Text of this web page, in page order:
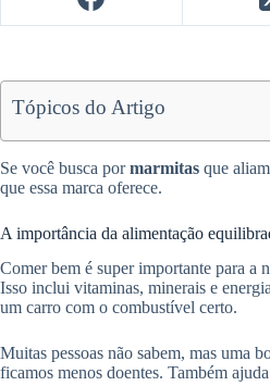
Tópicos do Artigo
Se você busca pormarmitas que
que essa marca oferece.
A importância da alimentação
Comer bem é super importante para a
Isso inclui vitaminas, minerais e
um carro com o combustível certo.
Muitas pessoas não sabem, mas uma
ficamos menos doentes. Também